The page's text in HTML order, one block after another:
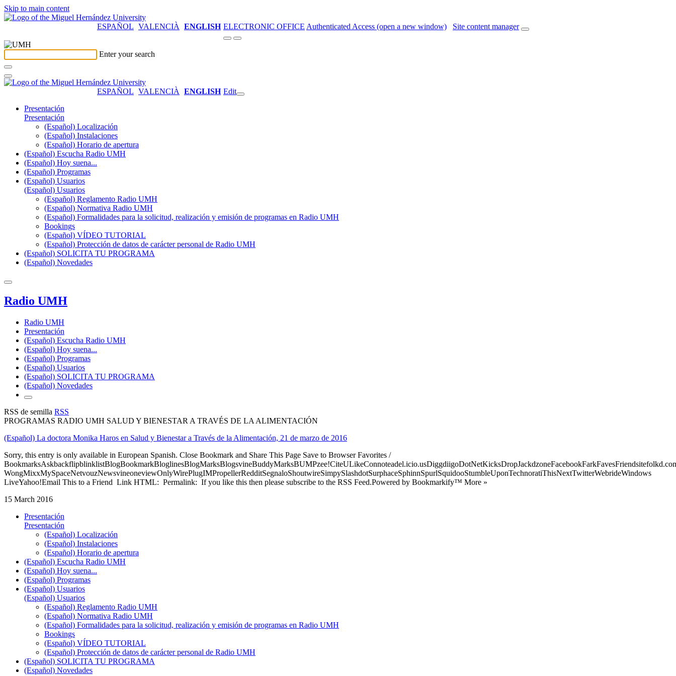
Skip to main content
ESPAÑOL VALENCIÀ ENGLISH ELECTRONIC OFFICE Authenticated Access (open a new window) Site content manager
Enter your search
ESPAÑOL VALENCIÀ ENGLISH Edit
Presentación
Presentación
(Español) Localización
(Español) Instalaciones
(Español) Horario de apertura
(Español) Escucha Radio UMH
(Español) Hoy suena...
(Español) Programas
(Español) Usuarios
(Español) Usuarios
(Español) Reglamento Radio UMH
(Español) Normativa Radio UMH
(Español) Formalidades para la solicitud, realización y emisión de programas en Radio UMH
Bookings
(Español) VÍDEO TUTORIAL
(Español) Protección de datos de carácter personal de Radio UMH
(Español) SOLICITA TU PROGRAMA
(Español) Novedades
Radio UMH
Radio UMH
Presentación
(Español) Escucha Radio UMH
(Español) Hoy suena...
(Español) Programas
(Español) Usuarios
(Español) SOLICITA TU PROGRAMA
(Español) Novedades
RSS de semilla RSS
PROGRAMAS RADIO UMH SALUD Y BIENESTAR A TRAVÉS DE LA ALIMENTACIÓN
(Español) La doctora Monika Haros en Salud y Bienestar a Través de la Alimentación, 21 de marzo de 2016
Sorry, this entry is only available in European Spanish. Close Bookmark and Share This Page Save to Browser Favorites /
WongMixxMySpaceNetvouzNewsvineoneviewOnlyWirePlugIMPropellerRedditSegnaloShoutwireSimpySlashdotSurphaceSphinnSpurlSquidooStumbleUponTechnoratiThisNextTwitterWebrideWindows
LiveYahoo!Email This to a Friend Link HTML: Permalink: If you like this then please subscribe to the RSS Feed.Powered by Bookmarkify™ More »
15 March 2016
Presentación
Presentación
(Español) Localización
(Español) Instalaciones
(Español) Horario de apertura
(Español) Escucha Radio UMH
(Español) Hoy suena...
(Español) Programas
(Español) Usuarios
(Español) Usuarios
(Español) Reglamento Radio UMH
(Español) Normativa Radio UMH
(Español) Formalidades para la solicitud, realización y emisión de programas en Radio UMH
Bookings
(Español) VÍDEO TUTORIAL
(Español) Protección de datos de carácter personal de Radio UMH
(Español) SOLICITA TU PROGRAMA
(Español) Novedades